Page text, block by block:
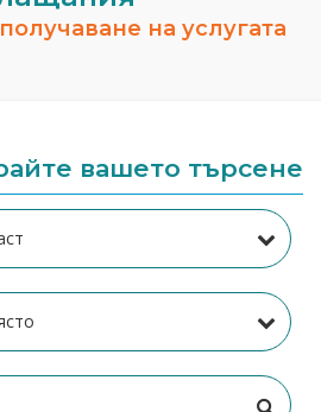
на услугата
вашето търсене